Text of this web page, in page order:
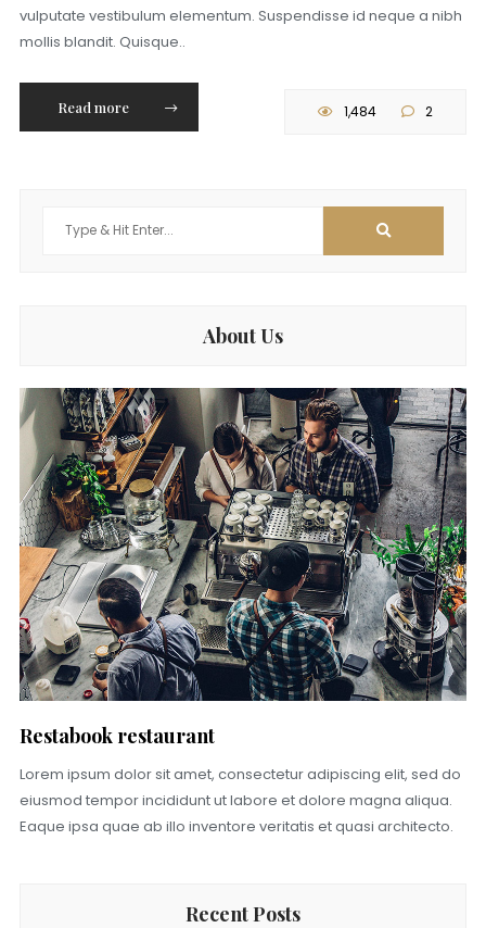
vulputate vestibulum elementum. Suspendisse id neque a nibh
mollis blandit. Quisque..
Read more 1,484 2
About Us
Restabook restaurant
Lorem ipsum dolor sit amet, consectetur adipiscing elit, sed do
eiusmod tempor incididunt ut labore et dolore magna aliqua.
Eaque ipsa quae ab illo inventore veritatis et quasi architecto.
Recent Posts